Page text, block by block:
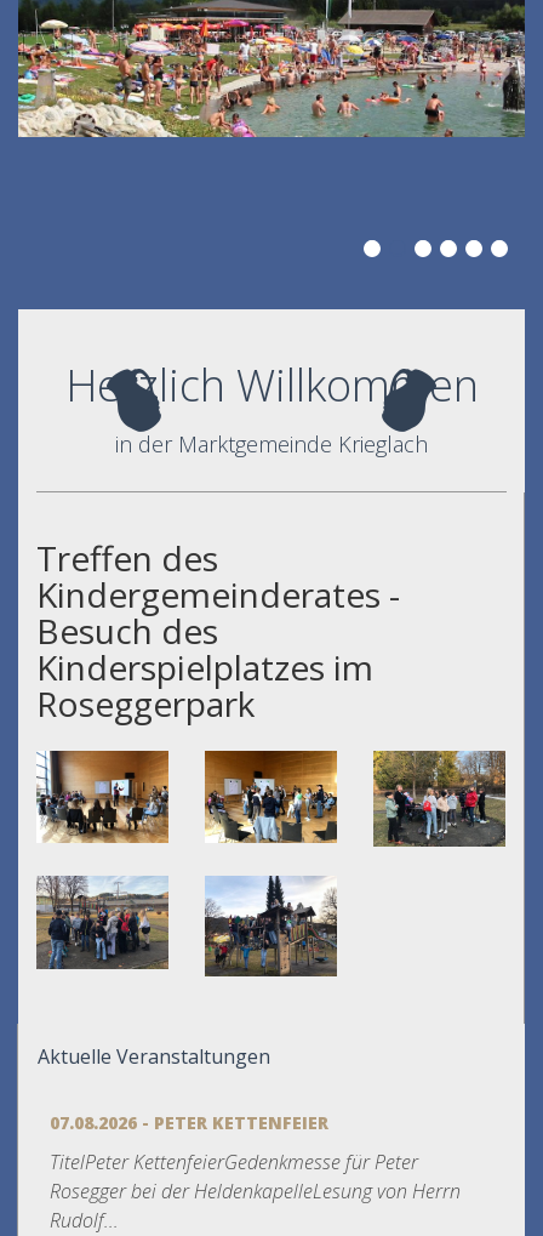
Herzlich Willkommen
in der Marktgemeinde Krieglach
Treffen des
Kindergemeinderates -
Besuch des
Kinderspielplatzes im
Roseggerpark
Aktuelle Veranstaltungen
07.08.2026 - PETER KETTENFEIER
TitelPeter KettenfeierGedenkmesse für Peter
Rosegger bei der HeldenkapelleLesung von Herrn
Rudolf...